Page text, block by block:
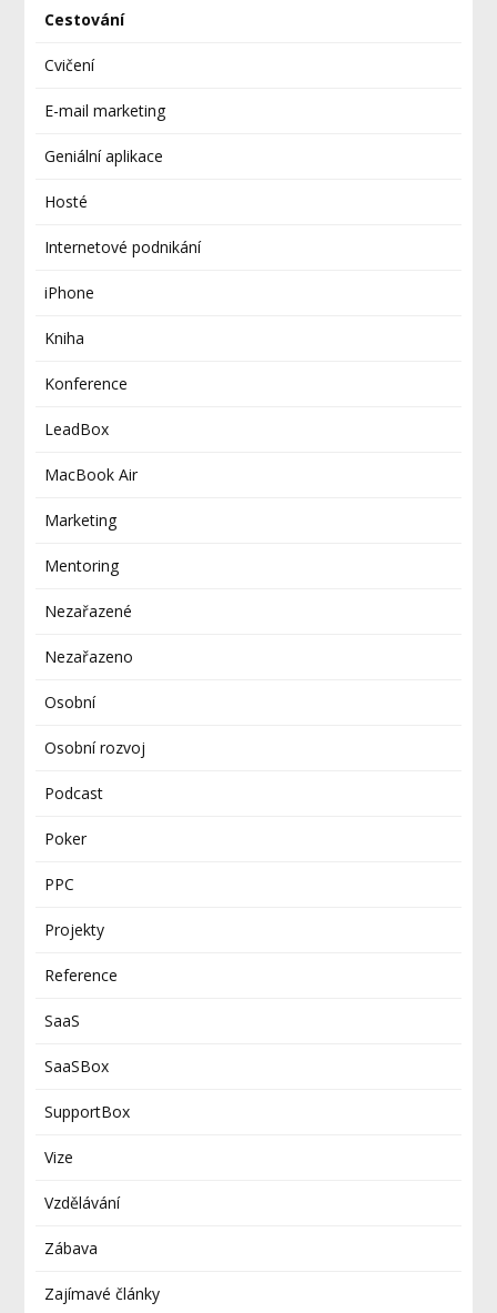
Cestování
Cvičení
E-mail marketing
Geniální aplikace
Hosté
Internetové podnikání
iPhone
Kniha
Konference
LeadBox
MacBook Air
Marketing
Mentoring
Nezařazené
Nezařazeno
Osobní
Osobní rozvoj
Podcast
Poker
PPC
Projekty
Reference
SaaS
SaaSBox
SupportBox
Vize
Vzdělávání
Zábava
Zajímavé články